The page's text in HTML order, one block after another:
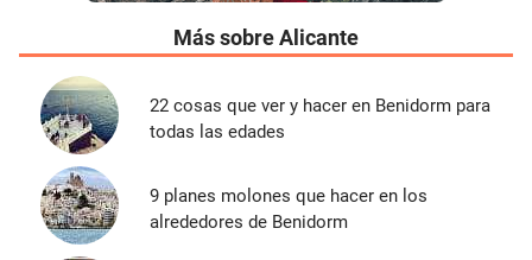
Más sobre Alicante
22 cosas que ver y hacer en Benidorm para
todas las edades
9 planes molones que hacer en los
alrededores de Benidorm